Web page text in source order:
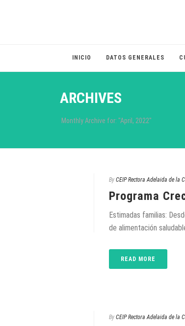
INICIO DATOS GENERALES
ARCHIVES
Monthly Archive for: "April, 2022"
By CEIP Rectora Adelaida de la
Programa
Estimadas familias:
de alimentación
READ MORE
By CEIP Rectora Adelaida de la